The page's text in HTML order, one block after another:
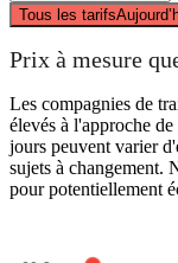
Tous les tarifs
Prix à mesure
Les compagnies de
élevés à l'approche
jours peuvent varier
sujets à changement.
pour potentiellement